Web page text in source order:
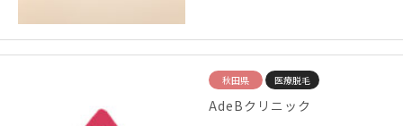
秋田県 医療脱毛
AdeBクリニック